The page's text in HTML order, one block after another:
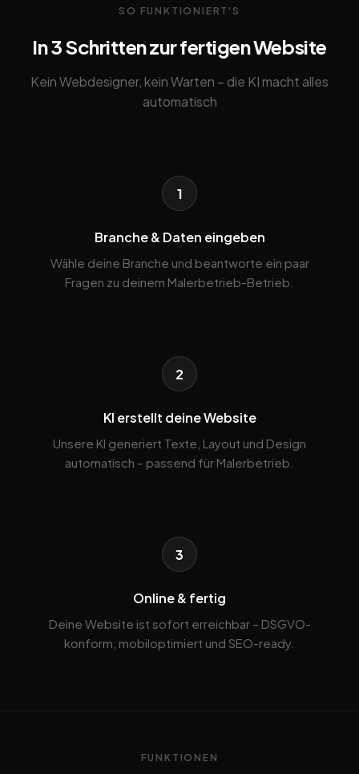
SO FUNKTIONIERT'S
In 3 Schritten zur fertigen Website
Kein Webdesigner, kein Warten – die KI macht alles
automatisch
1
Branche & Daten eingeben
Wähle deine Branche und beantworte ein paar
Fragen zu deinem Malerbetrieb-Betrieb.
2
KI erstellt deine Website
Unsere KI generiert Texte, Layout und Design
automatisch – passend für Malerbetrieb.
3
Online & fertig
Deine Website ist sofort erreichbar – DSGVO-
konform, mobiloptimiert und SEO-ready.
FUNKTIONEN